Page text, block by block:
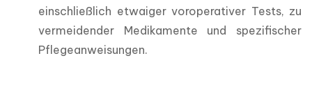
einschließlich etwaiger voroperativer Tests, zu
vermeidender Medikamente und spezifischer
Pflegeanweisungen.